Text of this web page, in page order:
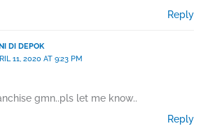
Reply
DI DEPOK
11, 2020 AT 9:23 PM
gmn..pls let me know..
Reply